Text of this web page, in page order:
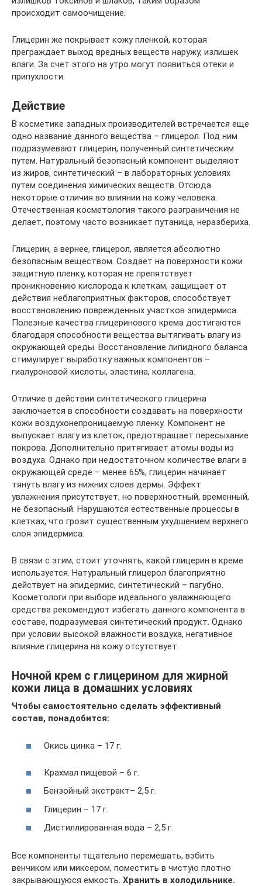
происходит самоочищение.
Глицерин же покрывает кожу пленкой, которая
преграждает выход вредных веществ наружу, излишек
влаги. За счет этого на утро могут появиться отеки и
припухлости.
Действие
В косметике западных производителей встречается еще
одно название данного вещества – глицерол. Под ним
подразумевают глицерин, полученный синтетическим
путем. Натуральный безопасный компонент выделяют
из жиров, синтетический – в лабораторных условиях
путем соединения химических веществ. Отсюда
некоторые отличия во влиянии на кожу человека.
Отечественная косметология такого разграничения не
делает, поэтому часто возникает путаница, неразбериха.
Глицерин, а вернее, глицерол, является абсолютно
безопасным веществом. Создает на поверхности кожи
защитную пленку, которая не препятствует
проникновению кислорода к клеткам, защищает от
действия неблагоприятных факторов, способствует
восстановлению поврежденных участков эпидермиса.
Полезные качества глицеринового крема достигаются
благодаря способности вещества вытягивать влагу из
окружающей среды. Восстановление липидного баланса
стимулирует выработку важных компонентов –
гиалуроновой кислоты, эластина, коллагена.
Отличие в действии синтетического глицерина
заключается в способности создавать на поверхности
кожи воздухонепроницаемую пленку. Компонент не
выпускает влагу из клеток, предотвращает пересыхание
покрова. Дополнительно притягивает атомы воды из
воздуха. Однако при недостаточном количестве влаги в
окружающей среде – менее 65%, глицерин начинает
тянуть влагу из нижних слоев дермы. Эффект
увлажнения присутствует, но поверхностный, временный,
не безопасный. Нарушаются естественные процессы в
клетках, что грозит существенным ухудшением верхнего
слоя эпидермиса.
В связи с этим, стоит уточнять, какой глицерин в креме
используется. Натуральный глицерол благоприятно
действует на эпидермис, синтетический – пагубно.
Косметологи при выборе идеального увлажняющего
средства рекомендуют избегать данного компонента в
составе, подразумевая синтетический продукт. Однако
при условии высокой влажности воздуха, негативное
влияние глицерина на кожу отсутствует.
Ночной крем с глицерином для жирной
кожи лица в домашних условиях
Чтобы самостоятельно сделать эффективный
состав, понадобится:
Окись цинка – 17 г.
Крахмал пищевой – 6 г.
Бензойный экстракт– 2,5 г.
Глицерин – 17 г.
Дистиллированная вода – 2,5 г.
Все компоненты тщательно перемешать, взбить
венчиком или миксером, поместить в чистую плотно
закрывающуюся емкость. Хранить в холодильнике.